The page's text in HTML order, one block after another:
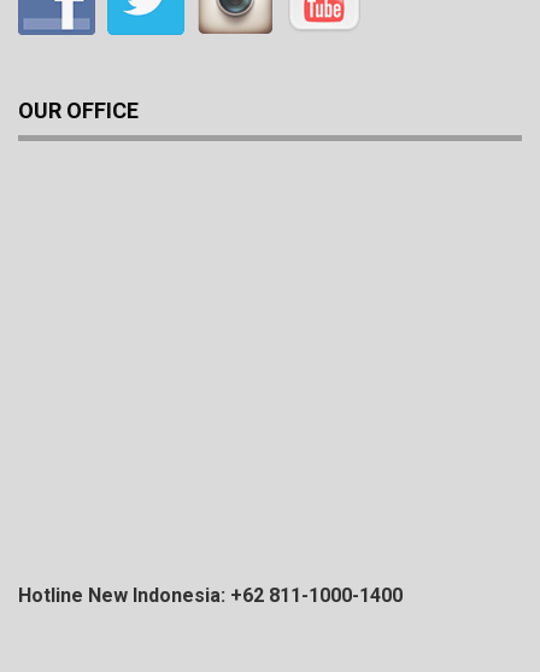
OUR OFFICE
Hotline New Indonesia: +62 811-1000-1400